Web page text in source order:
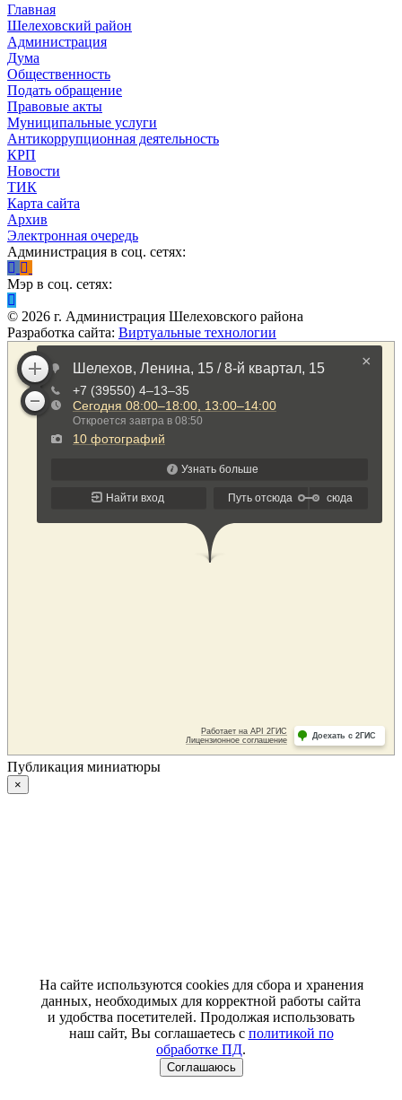
Главная
Шелеховский район
Администрация
Дума
Общественность
Подать обращение
Правовые акты
Муниципальные услуги
Антикоррупционная деятельность
КРП
Новости
ТИК
Карта сайта
Архив
Электронная очередь
Администрация в соц. сетях:
Мэр в соц. сетях:
© 2026 г. Администрация Шелеховского района
Разработка сайта: Виртуальные технологии
Публикация миниатюры
×
На сайте используются cookies для сбора и хранения
данных, необходимых для корректной работы сайта
и удобства посетителей. Продолжая использовать
наш сайт, Вы соглашаетесь с политикой по
обработке ПД.
Соглашаюсь